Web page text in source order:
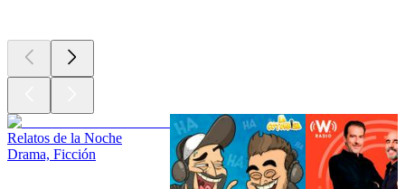
Relatos de la Noche
Drama, Ficción